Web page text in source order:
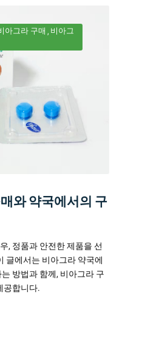
아그라 구매
비아그
와 약국에서의 구
, 정품과 안전한 제품을 선
글에서는 비아그라 약국에
방법과 함께, 비아그라 구
공합니다.